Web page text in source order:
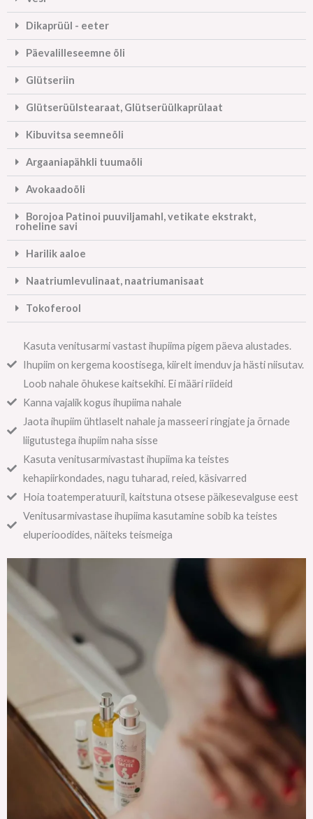
Dikaprüül - eeter
Päevalilleseemne õli
Glütseriin
Glütserüülstearaat, Glütserüülkaprülaat
Kibuvitsa seemneõli
Argaaniapähkli tuumaõli
Avokaadoõli
Borojoa Patinoi puuviljamahl, vetikate ekstrakt,
roheline savi
Harilik aaloe
Naatriumlevulinaat, naatriumanisaat
Tokoferool
Kasuta venitusarmi vastast ihupiima pigem päeva alustades.
Ihupiim on kergema koostisega, kiirelt imenduv ja hästi niisutav.
Loob nahale õhukese kaitsekihi. Ei määri riideid
Kanna vajalik kogus ihupiima nahale
Jaota ihupiim ühtlaselt nahale ja masseeri ringjate ja õrnade
liigutustega ihupiim naha sisse
Kasuta venitusarmivastast ihupiima ka teistes
kehapiirkondades, nagu tuharad, reied, käsivarred
Hoia toatemperatuuril, kaitstuna otsese päikesevalguse eest
Venitusarmivastase ihupiima kasutamine sobib ka teistes
eluperioodides, näiteks teismeiga